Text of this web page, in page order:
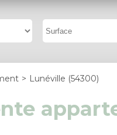
> Lunéville (54300)